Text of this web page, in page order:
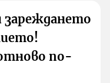
зареждането
по-